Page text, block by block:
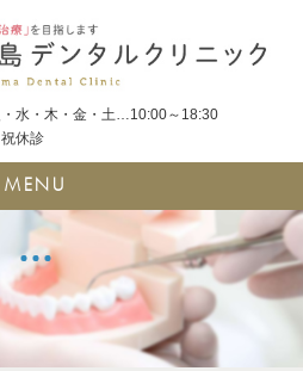
・水・木・金・土…10:00～18:30
休診
MENU